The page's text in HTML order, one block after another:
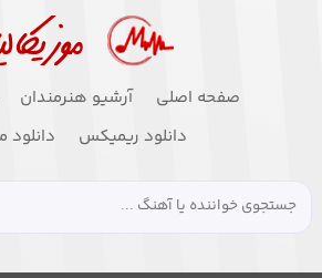
صفحه اصلی آرشیو هنرمندان
دانلود ریمیکس
دانلود